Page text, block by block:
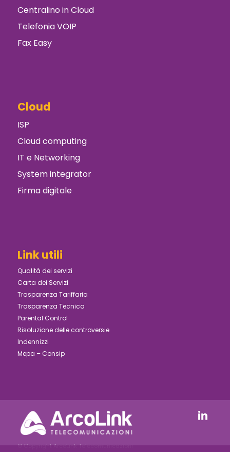
Centralino in Cloud
Telefonia VOIP
Fax Easy
Cloud
ISP
Cloud computing
IT e Networking
System integrator
Firma digitale
Link utili
Qualità dei servizi
Carta dei Servizi
Trasparenza Tariffaria
Trasparenza Tecnica
Parental Control
Risoluzione delle controversie
Indennizzi
Mepa – Consip
© Copyright ArcoLink Telecomunicazioni